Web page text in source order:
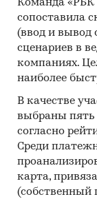
Команда «РБК
сопоставила
(ввод и вывод
сценариев в
компаниях.
наиболее
В качестве
выбраны пять
согласно
Среди
карта,